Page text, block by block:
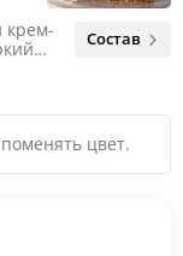
крем-
Состав